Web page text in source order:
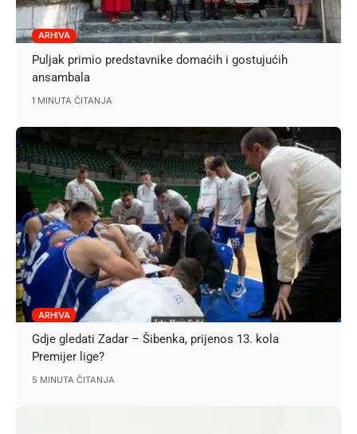
ARHIVA
Puljak primio predstavnike domaćih i gostujućih
ansambala
1 MINUTA ČITANJA
ARHIVA
Gdje gledati Zadar – Šibenka, prijenos 13. kola
Premijer lige?
5 MINUTA ČITANJA